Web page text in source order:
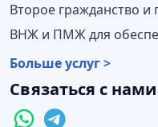
Второе гражданство и
ВНЖ и ПМЖ для
Больше услуг >
Связаться с нами